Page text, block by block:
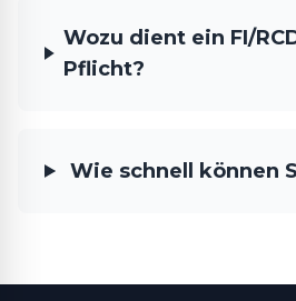
Wozu dient ein FI/
Pflicht?
Wie schnell können